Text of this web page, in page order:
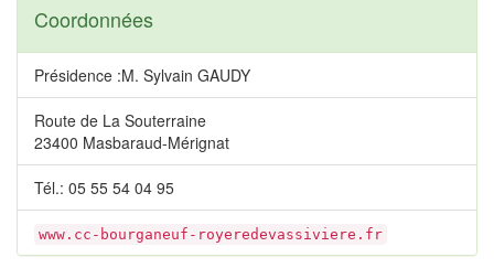
Coordonnées
Présidence :M. Sylvain GAUDY
Route de La Souterraine
23400 Masbaraud-Mérignat
Tél.: 05 55 54 04 95
www.cc-bourganeuf-royeredevassiviere.fr